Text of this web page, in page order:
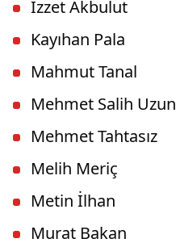
İzzet Akbulut
Kayıhan Pala
Mahmut Tanal
Mehmet Salih Uzun
Mehmet Tahtasız
Melih Meriç
Metin İlhan
Murat Bakan